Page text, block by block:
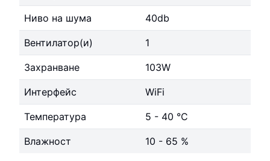
Ниво на шума 40db
Вентилатор(и) 1
Захранване 103W
Интерфейс WiFi
Температура 5 - 40 °C
Влажност 10 - 65 %